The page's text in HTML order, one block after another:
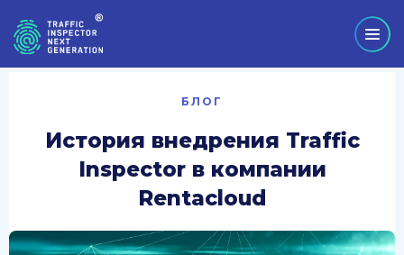
БЛОГ
История внедрения Traffic
Inspector в компании
Rentacloud